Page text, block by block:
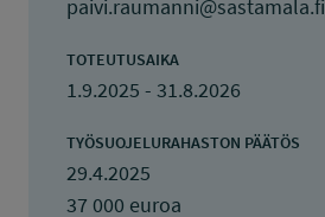
paivi.raumanni@sastamala.fi
TOTEUTUSAIKA
1.9.2025 - 31.8.2026
TYÖSUOJELURAHASTON PÄÄTÖS
29.4.2025
37 000 euroa